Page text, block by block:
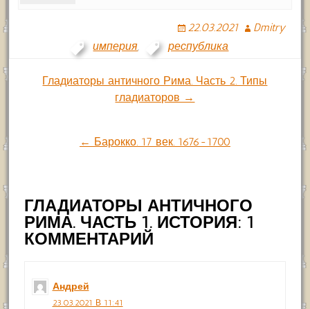
22.03.2021
Dmitry
империя, республика
Навигация
записям
Гладиаторы античного Рима. Часть 2. Типы
гладиаторов →
← Барокко. 17 век. 1676-1700
ГЛАДИАТОРЫ АНТИЧНОГО
РИМА. ЧАСТЬ 1. ИСТОРИЯ: 1
КОММЕНТАРИЙ
Андрей
23.03.2021 В 11:41